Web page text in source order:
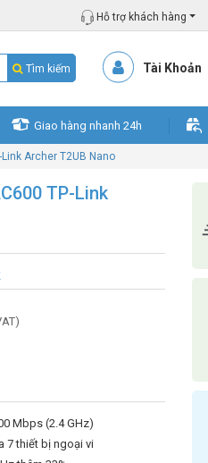
Hỗ trợ khách hàng
Tìm kiếm Tài Khoản
Giao hàng nhanh 24h
Archer T2UB Nano
TP-Link
Mbps (2.4 GHz)
7 thiết bị ngoại vi